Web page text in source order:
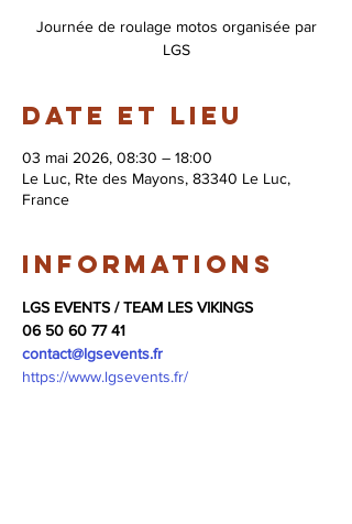
Journée de roulage motos organisée par
LGS
Date et lieu
03 mai 2026, 08:30 – 18:00
Le Luc, Rte des Mayons, 83340 Le Luc,
France
Informations
LGS EVENTS / TEAM LES VIKINGS
06 50 60 77 41
contact@lgsevents.fr
https://www.lgsevents.fr/